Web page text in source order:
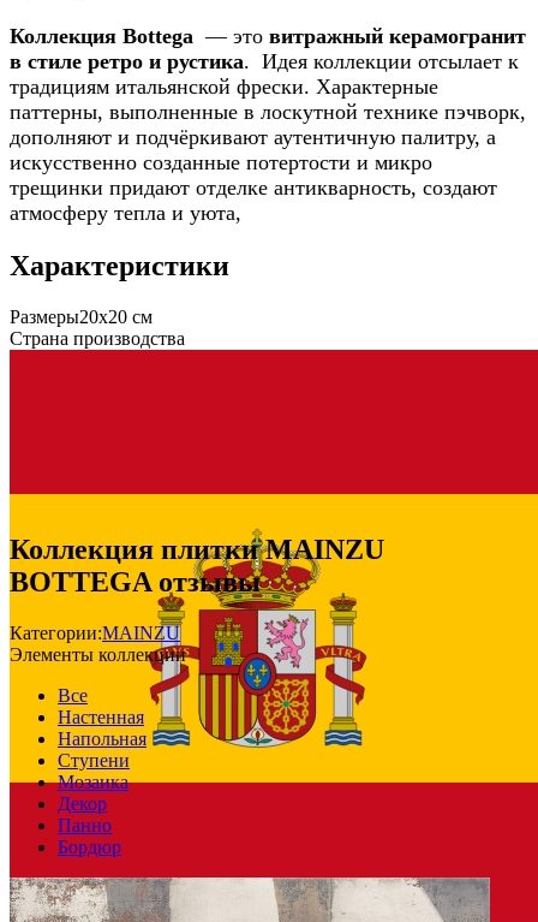
Коллекция Bottega — это витражный керамогранит
в стиле ретро и рустика. Идея коллекции отсылает к
традициям итальянской фрески. Характерные
паттерны, выполненные в лоскутной технике пэчворк,
дополняют и подчёркивают аутентичную палитру, а
искусственно созданные потертости и микро
трещинки придают отделке антикварность, создают
атмосферу тепла и уюта,
Характеристики
Размеры20х20 см
Страна производства
Коллекция плитки MAINZU
BOTTEGA отзывы
Категории:MAINZU
Элементы коллекции
Все
Настенная
Напольная
Ступени
Мозаика
Декор
Панно
Бордюр